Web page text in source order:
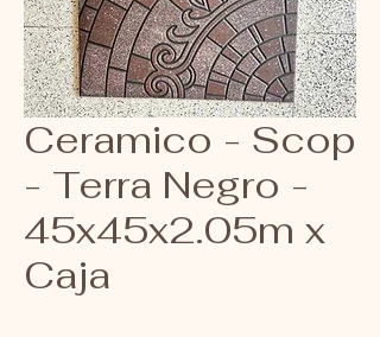
Ceramico - Scop
- Terra Negro -
45x45x2.05m x
Caja